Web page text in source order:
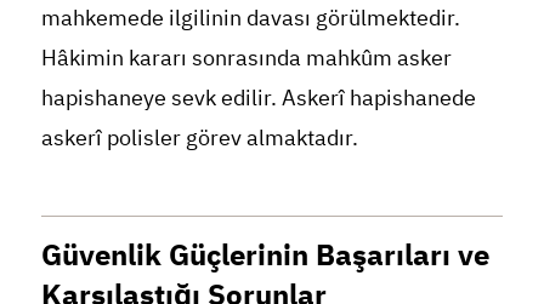
mahkemede ilgilinin davası görülmektedir.
Hâkimin kararı sonrasında mahkûm asker
hapishaneye sevk edilir. Askerî hapishanede
askerî polisler görev almaktadır.
Güvenlik Güçlerinin Başarıları ve